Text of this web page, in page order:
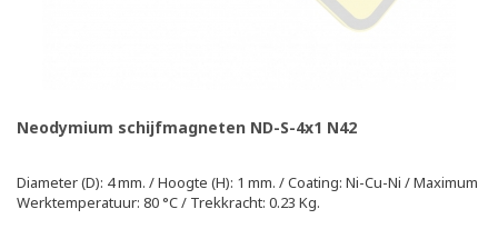
Neodymium schijfmagneten ND-S-4x1 N42
Diameter (D): 4 mm. / Hoogte (H): 1 mm. / Coating: Ni-Cu-Ni / Maximum
Werktemperatuur: 80 °C / Trekkracht: 0.23 Kg.